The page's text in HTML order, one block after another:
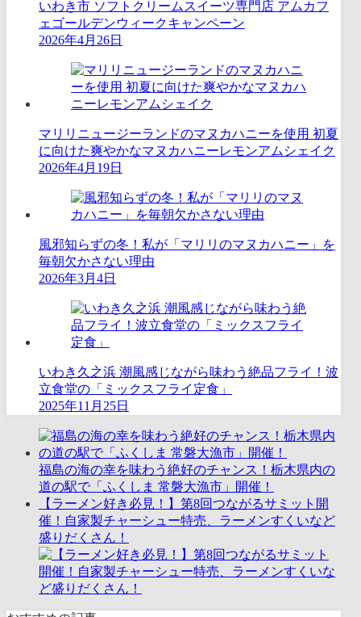
いわき市 ソフトクリームスイーツ専門店 アムカフ
ェゴールデンウィークキャンペーン
2026年4月26日
マリリニュージーランドのマヌカハニーを使用 初夏
に向けた爽やかなマヌカハニーレモンアムシェイク
2026年4月19日
風邪知らずの冬！私が「マリリのマヌカハニー」を
毎朝欠かさない理由
2026年3月4日
いわき久之浜 潮風感じながら味わう絶品フライ！波
立食堂の「ミックスフライ定食」
2025年11月25日
福島の海の幸を味わう絶好のチャンス！栃木県内の
道の駅で「ふくしま 常磐大漁市」開催！
【ラーメン好き必見！】第8回つながるサミット開
催！自家製チャーシュー特売、ラーメンすくいなど
盛りだくさん！